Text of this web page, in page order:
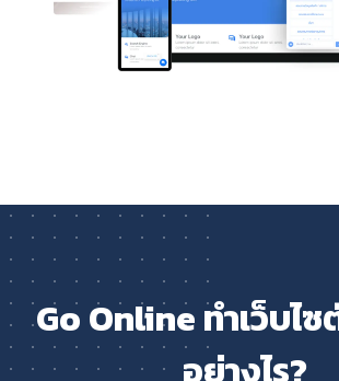
Go Online ทำเว็บไ